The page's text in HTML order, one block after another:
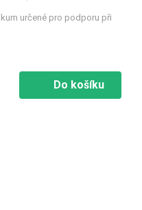
určené pro podporu při
Do košíku